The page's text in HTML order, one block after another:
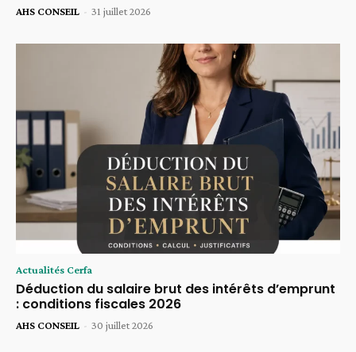
AHS CONSEIL - 31 juillet 2026
Actualités Cerfa
Déduction du salaire brut des intérêts d’emprunt
: conditions fiscales 2026
AHS CONSEIL - 30 juillet 2026